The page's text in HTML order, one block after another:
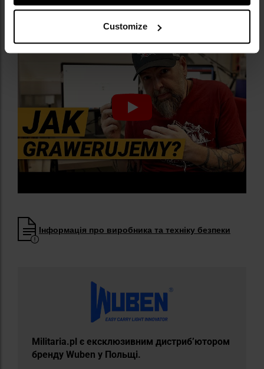
Customize
Інформація про виробника та техніку безпеки
Militaria.pl є ексклюзивним дистриб’ютором
бренду Wuben у Польщі.